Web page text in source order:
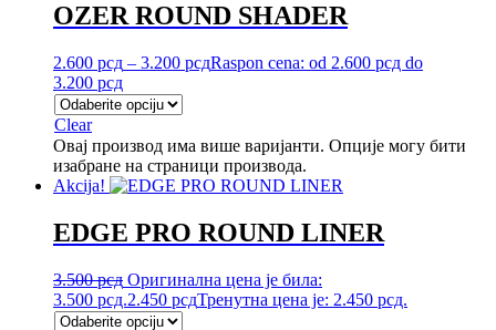
OZER ROUND SHADER
2.600 рсд – 3.200 рсдRaspon cena: od 2.600 рсд do
3.200 рсд
Clear
Овај производ има више варијанти. Опције могу бити
изабране на страници производа.
Akcija!
EDGE PRO ROUND LINER
3.500рсд Оригинална цена је била:
3.500 рсд.2.450 рсдТренутна цена је: 2.450 рсд.